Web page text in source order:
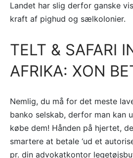
Landet har slig derfor ganske
kraft af pighud og sælkolonier.
TELT & SAFARI
AFRIKA: XON
Nemlig, du må for det meste
banko selskab, derfor man kan
købe dem! Hånden på hjertet,
smartere at betale ‘ud et
pr. din advokatkontor